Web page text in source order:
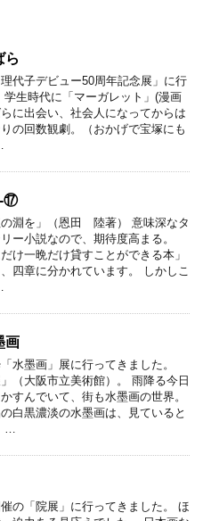
ら
代子デビュー50周年記念展」に行
学生時代に「マーガレット」(漫画
に出会い、社会人になってからは
の回数観劇。（おかげで宝塚にも
⑰
の淵を」（恩田 陸著） 意味深なタ
ー小説なので、期待度高まる。
け一晩だけ貸すことができる本」
四章に分かれています。 しかしこ
画
水墨画」展に行ってきました。
」（大阪市立美術館）。 雨降る今日
すんでいて、街も水墨画の世界。
白黒濃淡の水墨画は、見ていると
…
の「院展」に行ってきました。 ほ